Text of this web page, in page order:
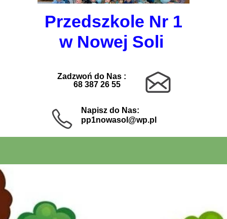
Napisz do Nas:
pp1nowasol@wp.pl
Zadzwoń do Nas :
68 387 26 55
Przedszkole Nr 1
w Nowej Soli